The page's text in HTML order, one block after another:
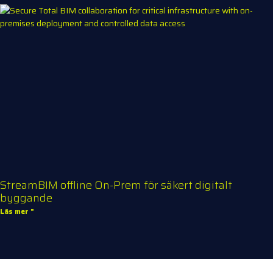
StreamBIM offline On-Prem för säkert digitalt
byggande
Läs mer "